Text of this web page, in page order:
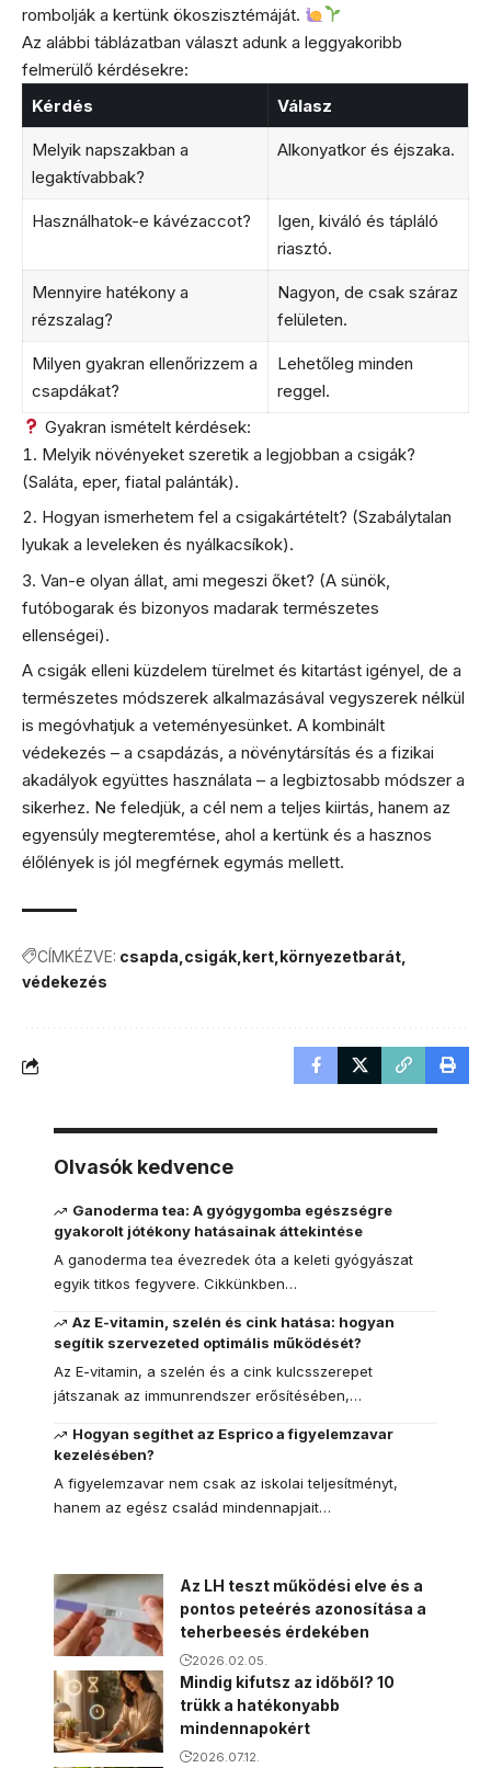
rombolják a kertünk ökoszisztémáját.
Az alábbi táblázatban választ adunk a leggyakoribb
felmerülő kérdésekre:
Kérdés
Válasz
Melyik napszakban a
legaktívabbak?
Alkonyatkor és éjszaka.
Használhatok-e kávézaccot?
Igen, kiváló és tápláló
riasztó.
Mennyire hatékony a
rézszalag?
Nagyon, de csak száraz
felületen.
Milyen gyakran ellenőrizzem a
csapdákat?
Lehetőleg minden
reggel.
Gyakran ismételt kérdések:
Melyik növényeket szeretik a legjobban a csigák?
(Saláta, eper, fiatal palánták).
Hogyan ismerhetem fel a csigakártételt? (Szabálytalan
lyukak a leveleken és nyálkacsíkok).
Van-e olyan állat, ami megeszi őket? (A sünök,
futóbogarak és bizonyos madarak természetes
ellenségei).
A csigák elleni küzdelem türelmet és kitartást igényel, de a
természetes módszerek alkalmazásával vegyszerek nélkül
is megóvhatjuk a veteményesünket. A kombinált
védekezés – a csapdázás, a növénytársítás és a fizikai
akadályok együttes használata – a legbiztosabb módszer a
sikerhez. Ne feledjük, a cél nem a teljes kiirtás, hanem az
egyensúly megteremtése, ahol a kertünk és a hasznos
élőlények is jól megférnek egymás mellett.
CÍMKÉZVE: csapda csigák kert környezetbarát
védekezés
Olvasók kedvence
Ganoderma tea: A gyógygomba egészségre
gyakorolt jótékony hatásainak áttekintése
A ganoderma tea évezredek óta a keleti gyógyászat
egyik titkos fegyvere. Cikkünkben…
Az E-vitamin, szelén és cink hatása: hogyan
segítik szervezeted optimális működését?
Az E-vitamin, a szelén és a cink kulcsszerepet
játszanak az immunrendszer erősítésében,…
Hogyan segíthet az Esprico a figyelemzavar
kezelésében?
A figyelemzavar nem csak az iskolai teljesítményt,
hanem az egész család mindennapjait…
Az LH teszt működési elve és a
pontos peteérés azonosítása a
teherbeesés érdekében
2026.02.05.
Mindig kifutsz az időből? 10
trükk a hatékonyabb
mindennapokért
2026.07.12.